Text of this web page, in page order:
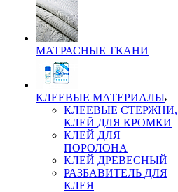
МАТРАСНЫЕ ТКАНИ
КЛЕЕВЫЕ МАТЕРИАЛЫ
КЛЕЕВЫЕ СТЕРЖНИ,
КЛЕЙ ДЛЯ КРОМКИ
КЛЕЙ ДЛЯ
ПОРОЛОНА
КЛЕЙ ДРЕВЕСНЫЙ
РАЗБАВИТЕЛЬ ДЛЯ
КЛЕЯ